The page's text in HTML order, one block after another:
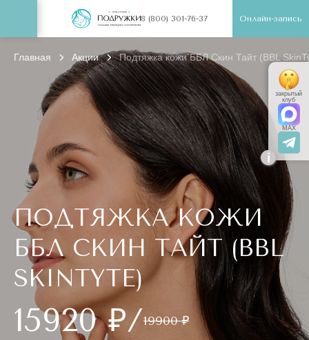
8 (800) 301-76-37 Онлайн-запись
Главная Акции Подтяжка кожи ББЛ Скин Тайт (BBL
ПОДТЯЖКА КОЖИ
ББЛ СКИН ТАЙТ (BBL
SKINTYTE)
15920 ₽/19900 ₽
i
закрытый
клуб
MAX